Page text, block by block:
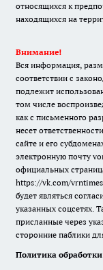
относящихся к
находящихся на
Внимание!
Вся информация,
соответствии с
подлежит
том числе
как с письменного
несет
сайте и его
электронную почту
официальных
https://vk.com/vrntimes
будет являться
указанных соцсетях.
присланные через
сторонние паблики
Политика